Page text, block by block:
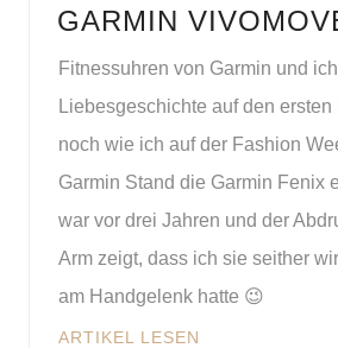
GARMIN
Fitnessuhren von Garmin und
Liebesgeschichte auf den
noch wie ich auf der Fashion
Garmin Stand die Garmin Fenix
war vor drei Jahren und der
Arm zeigt, dass ich sie seither
am Handgelenk hatte 😉
ARTIKEL LESEN